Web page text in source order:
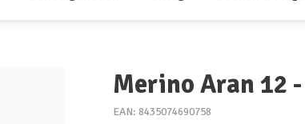
Merino Aran 12
EAN: 8435074690758